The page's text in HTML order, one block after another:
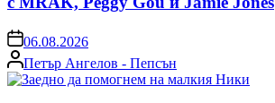
on06.08.2026
Posted
by
Петър Ангелов - Пепсън